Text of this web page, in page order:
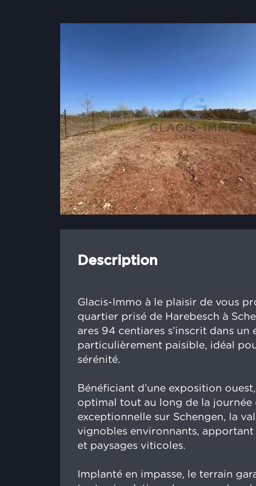
Description
Glacis-Immo à le plaisir de vous
quartier prisé de Harebesch à
ares 94 centiares s’inscrit dans
particulièrement paisible, idéal
sérénité.
Bénéficiant d’une exposition
optimal tout au long de la journée
exceptionnelle sur Schengen, la
vignobles environnants,
et paysages viticoles.
Implanté en impasse, le terrain